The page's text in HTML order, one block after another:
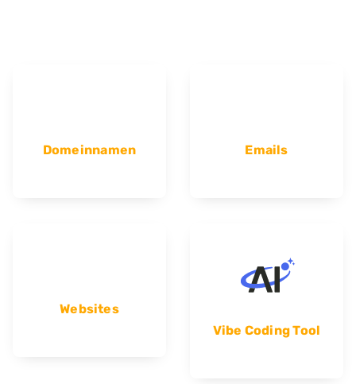
Domeinnamen Emails
Websites
Vibe Coding Tool